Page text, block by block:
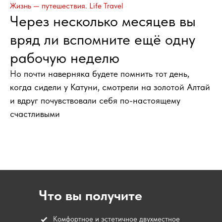
Жизнь — путешествия. Life Travel
Через несколько месяцев вы
вряд ли вспомните ещё одну
рабочую неделю
Но почти наверняка будете помнить тот день,
когда сидели у Катуни, смотрели на золотой Алтай
и вдруг почувствовали себя по-настоящему
счастливыми
Что вы получите
Комфортное и эстетичное двухместное
7-10 дней 10 человек осень, Новый год
Марокко. Восточная сказка
Для эстетов и искателей экзотики, жаждущих
сервисом. Это ночёвка в Сахаре с роскошными
Оставить заявку
Подробнее